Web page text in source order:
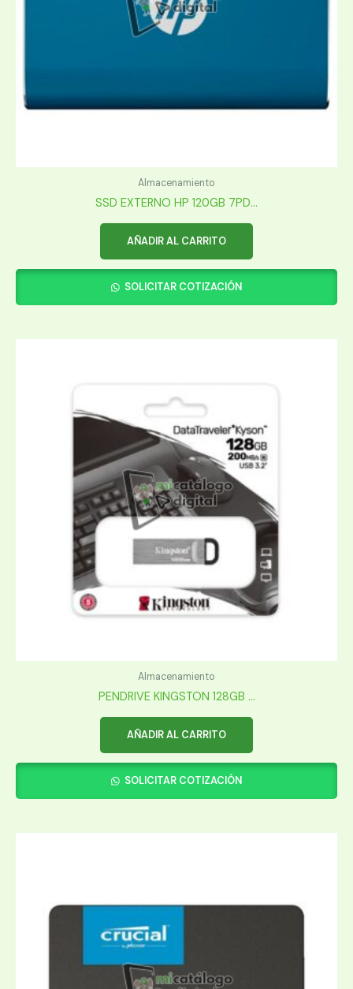
Almacenamiento
SSD EXTERNO HP 120GB 7PD...
AÑADIR AL CARRITO
SOLICITAR COTIZACIÓN
Almacenamiento
PENDRIVE KINGSTON 128GB ...
AÑADIR AL CARRITO
SOLICITAR COTIZACIÓN